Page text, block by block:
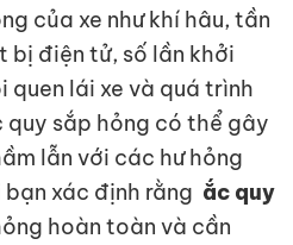
của xe như khí hâu, tần
bị điện tử, số lần khởi
quen lái xe và quá trình
quy sắp hỏng có thể gây
lẫn với các hư hỏng
xác định rằng ắc quy
hoàn toàn và cần